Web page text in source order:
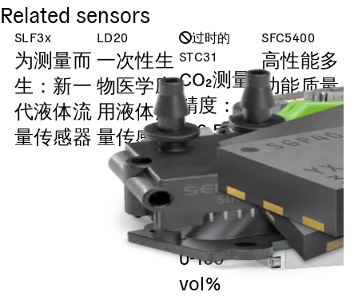
Related sensors
SLF3x
为测量而
生：新一
代液体流
量传感器
LD20
一次性生
物医学应
用液体流
量传感器
过时的
STC31
CO₂测量
精度：
±(0.5
vol% +
3%
MV)；测
量范围：
0-100
vol%
SFC5400
高性能多
功能质量
流量控制
器